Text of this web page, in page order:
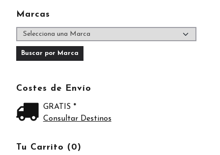
Marcas
Costes de Envío
GRATIS *
Consultar Destinos
Tu Carrito (0)